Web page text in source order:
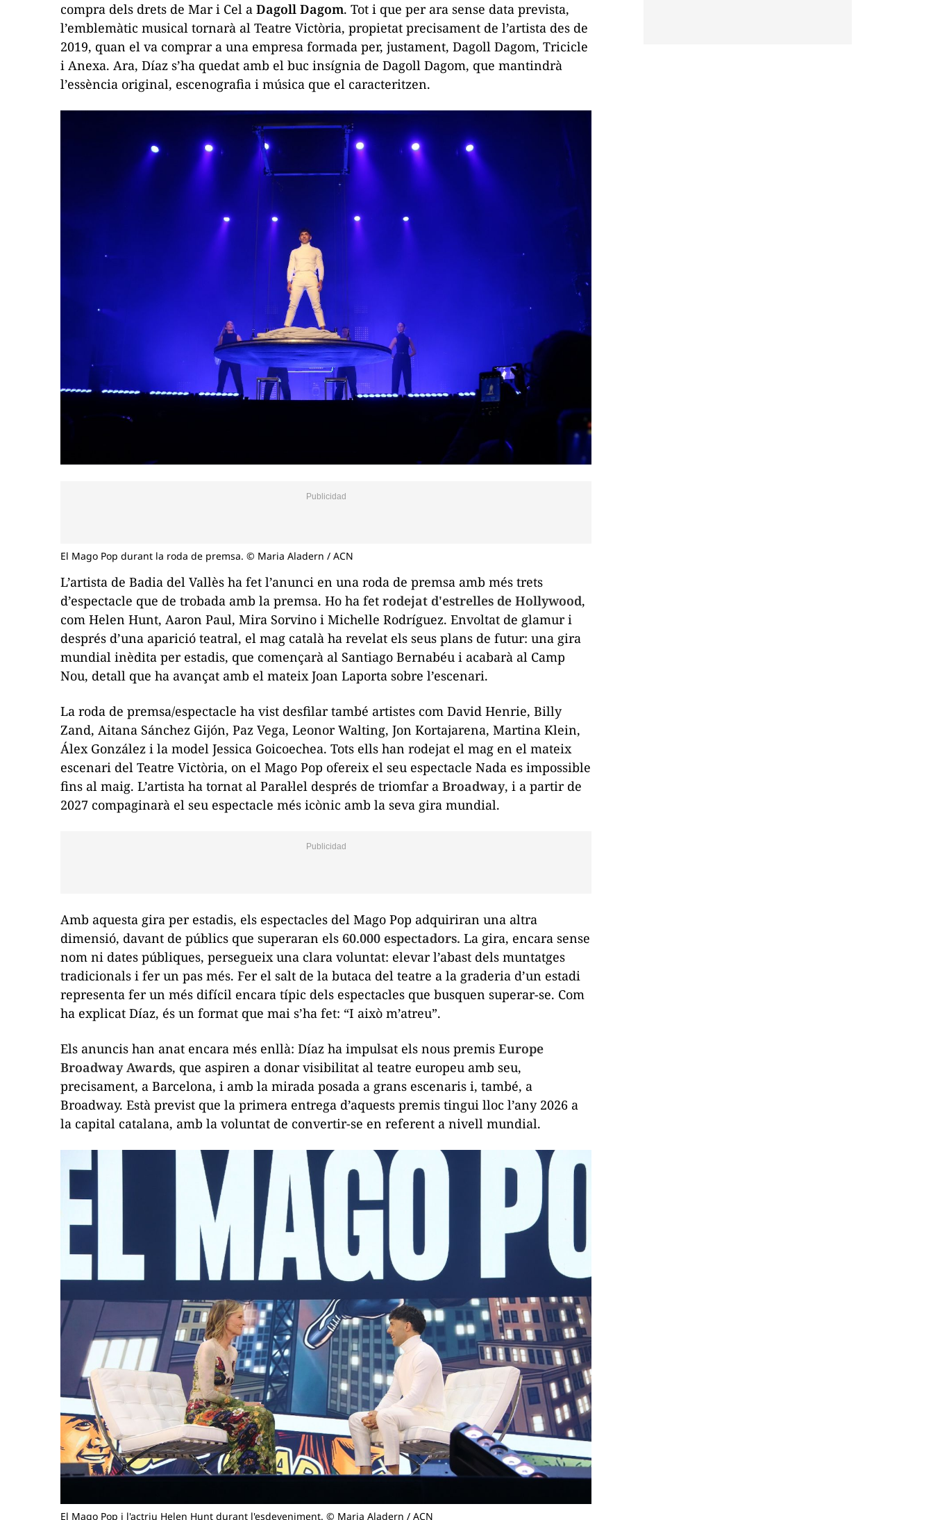
compra dels drets de Mar i Cel a Dagoll Dagom. Tot i que per ara sense data prevista,
l’emblemàtic musical tornarà al Teatre Victòria, propietat precisament de l’artista des de
2019, quan el va comprar a una empresa formada per, justament, Dagoll Dagom, Tricicle
i Anexa. Ara, Díaz s’ha quedat amb el buc insígnia de Dagoll Dagom, que mantindrà
l’essència original, escenografia i música que el caracteritzen.
El Mago Pop durant la roda de premsa. © Maria Aladern / ACN
L’artista de Badia del Vallès ha fet l’anunci en una roda de premsa amb més trets
d’espectacle que de trobada amb la premsa. Ho ha fet rodejat d'estrelles de Hollywood,
com Helen Hunt, Aaron Paul, Mira Sorvino i Michelle Rodríguez. Envoltat de glamur i
després d’una aparició teatral, el mag català ha revelat els seus plans de futur: una gira
mundial inèdita per estadis, que començarà al Santiago Bernabéu i acabarà al Camp
Nou, detall que ha avançat amb el mateix Joan Laporta sobre l’escenari.
La roda de premsa/espectacle ha vist desfilar també artistes com David Henrie, Billy
Zand, Aitana Sánchez Gijón, Paz Vega, Leonor Walting, Jon Kortajarena, Martina Klein,
Álex González i la model Jessica Goicoechea. Tots ells han rodejat el mag en el mateix
escenari del Teatre Victòria, on el Mago Pop ofereix el seu espectacle Nada es impossible
fins al maig. L’artista ha tornat al Paral·lel després de triomfar a Broadway, i a partir de
2027 compaginarà el seu espectacle més icònic amb la seva gira mundial.
Amb aquesta gira per estadis, els espectacles del Mago Pop adquiriran una altra
dimensió, davant de públics que superaran els 60.000 espectadors. La gira, encara sense
nom ni dates públiques, persegueix una clara voluntat: elevar l’abast dels muntatges
tradicionals i fer un pas més. Fer el salt de la butaca del teatre a la graderia d’un estadi
representa fer un més difícil encara típic dels espectacles que busquen superar-se. Com
ha explicat Díaz, és un format que mai s’ha fet: “I això m’atreu”.
Els anuncis han anat encara més enllà: Díaz ha impulsat els nous premis Europe
Broadway Awards, que aspiren a donar visibilitat al teatre europeu amb seu,
precisament, a Barcelona, i amb la mirada posada a grans escenaris i, també, a
Broadway. Està previst que la primera entrega d’aquests premis tingui lloc l’any 2026 a
la capital catalana, amb la voluntat de convertir-se en referent a nivell mundial.
El Mago Pop i l'actriu Helen Hunt durant l'esdeveniment. © Maria Aladern / ACN